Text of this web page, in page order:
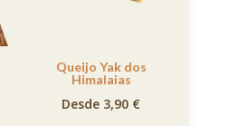
Queijo Yak dos
Himalaias
Desde 3,90 €